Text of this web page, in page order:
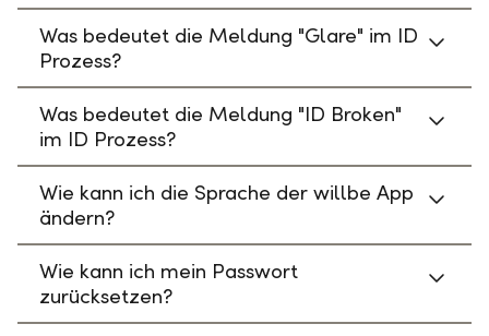
Was bedeutet die Meldung "Glare" im ID
Prozess?
Was bedeutet die Meldung "ID Broken"
im ID Prozess?
Wie kann ich die Sprache der willbe App
ändern?
Wie kann ich mein Passwort
zurücksetzen?